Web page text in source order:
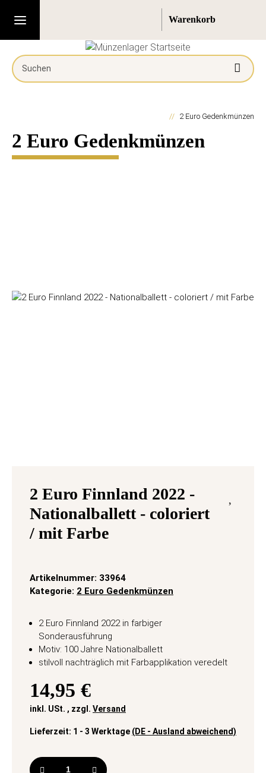
2 Euro Gedenkmünzen
2 Euro Gedenkmünzen
2 Euro Finnland 2022 -
Nationalballett - coloriert
/ mit Farbe
Artikelnummer: 33964
Kategorie: 2 Euro Gedenkmünzen
2 Euro Finnland 2022 in farbiger
Sonderausführung
Motiv: 100 Jahre Nationalballett
stilvoll nachträglich mit Farbapplikation veredelt
14,95 €
inkl. USt. , zzgl. Versand
Lieferzeit: 1 - 3 Werktage (DE - Ausland abweichend)